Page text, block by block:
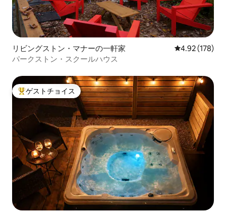
リビングストン・マナーの一軒家 レビュー178
4.92 (178)
パークストン・スクールハウス
大好評のゲストチョイスです。
ゲストチョイス